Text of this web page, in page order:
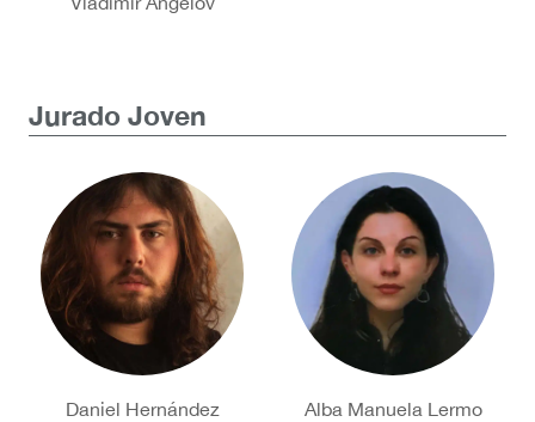
Jurado Joven
Daniel Hernández Alba Manuela Lermo